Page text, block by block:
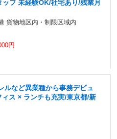
フ 未経験OK/社宅あり/残業月
貨物地区内・制限区域内
円
ルなど異業種から事務デビュ
ス × ランチも充実/東京都/新